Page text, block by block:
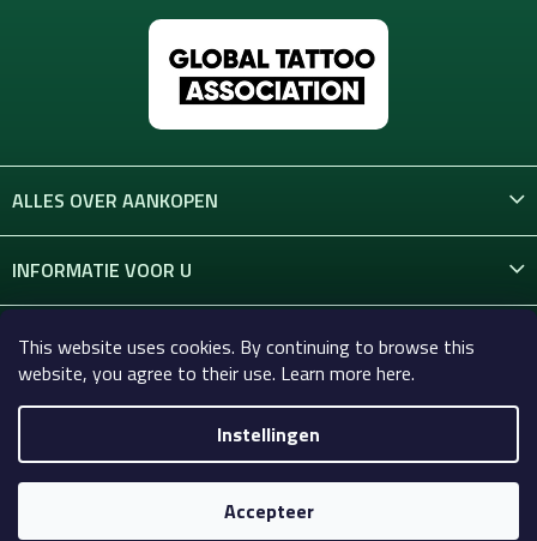
This website uses cookies. By continuing to browse this
website, you agree to their use. Learn more here.
Instellingen
Accepteer
ALLES OVER AANKOPEN
INFORMATIE VOOR U
CONTACT
Copyright 2026Celtic-Supply.nl | Alles voor tatoeages en
permanente make-up. Alle rechten voorbehouden.